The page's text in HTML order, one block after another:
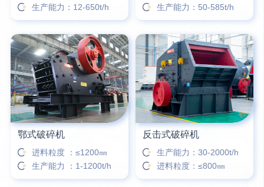
生产能力：12-650t/h 生产能力：50-585t/h
鄂式破碎机
进料粒度 ：≤1200㎜
生产能力 ：1-1200t/h
反击式破碎机
生产能力：30-2000t/h
进料粒度：≤800㎜